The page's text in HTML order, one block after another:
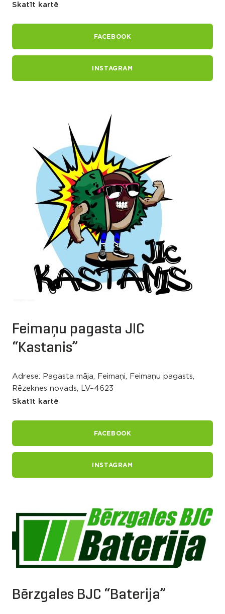
Skatīt kartē
FACEBOOK
INSTAGRAM
Feimaņu pagasta JIC
“Kastanis”
Adrese: Pagasta māja, Feimaņi, Feimaņu pagasts,
Rēzeknes novads, LV–4623
Skatīt kartē
FACEBOOK
INSTAGRAM
Bērzgales BJC “Baterija”